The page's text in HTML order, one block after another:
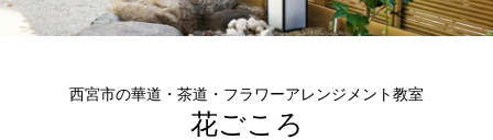
西宮市の華道・茶道・フラワーアレンジメント教室
花ごころ